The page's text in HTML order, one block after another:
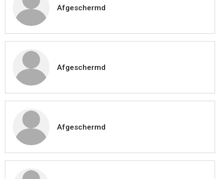
Afgeschermd
Afgeschermd
Afgeschermd